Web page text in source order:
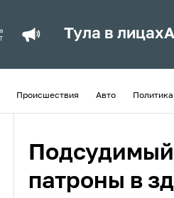
Тула в лицах
Происшествия Авто Политика
патроны в